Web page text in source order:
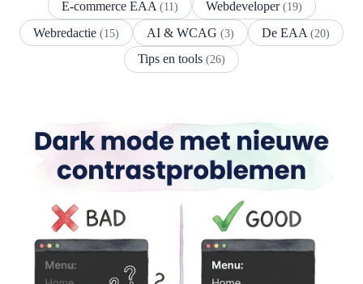
E-commerce EAA (11) Webdeveloper(19)
Webredactie (15) AI & WCAG (3) De EAA (20)
Tips en tools (26)